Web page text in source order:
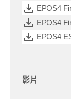
EPOS4
EPOS4
EPOS4
影片